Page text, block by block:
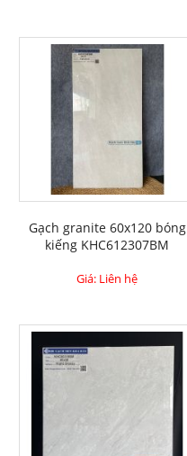
Gạch granite 60x120 bóng
kiếng KHC612307BM
Giá: Liên hệ